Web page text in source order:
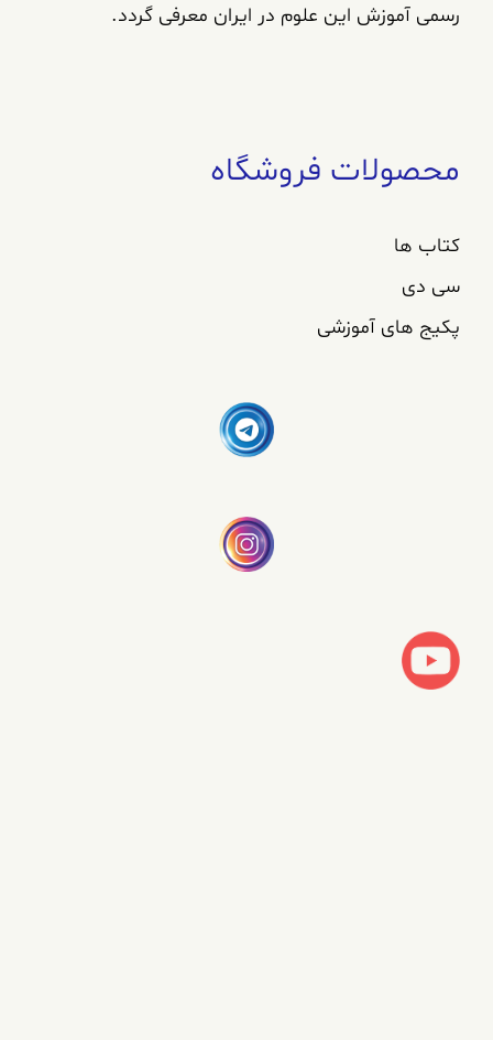
رسمی آموزش این علوم در ایران معرفی گردد.
محصولات فروشگاه
کتاب ها
سی دی
پکیج های آموزشی